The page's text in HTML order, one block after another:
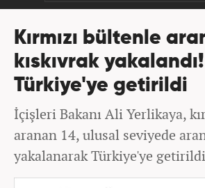
Kırmızı bültenle
kıskıvrak yakalandı!
Türkiye'ye getirildi
İçişleri Bakanı Ali Yerlikaya,
aranan 14, ulusal seviyede
yakalanarak Türkiye'ye